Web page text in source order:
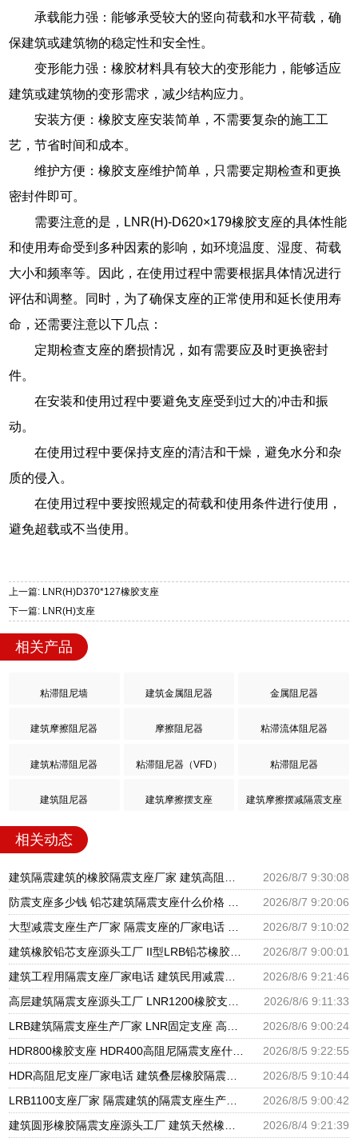
承载能力强：能够承受较大的竖向荷载和水平荷载，确
保建筑或建筑物的稳定性和安全性。
变形能力强：橡胶材料具有较大的变形能力，能够适应
建筑或建筑物的变形需求，减少结构应力。
安装方便：橡胶支座安装简单，不需要复杂的施工工
艺，节省时间和成本。
维护方便：橡胶支座维护简单，只需要定期检查和更换
密封件即可。
需要注意的是，LNR(H)-D620×179橡胶支座的具体性能
和使用寿命受到多种因素的影响，如环境温度、湿度、荷载
大小和频率等。因此，在使用过程中需要根据具体情况进行
评估和调整。同时，为了确保支座的正常使用和延长使用寿
命，还需要注意以下几点：
定期检查支座的磨损情况，如有需要应及时更换密封
件。
在安装和使用过程中要避免支座受到过大的冲击和振
动。
在使用过程中要保持支座的清洁和干燥，避免水分和杂
质的侵入。
在使用过程中要按照规定的荷载和使用条件进行使用，
避免超载或不当使用。
上一篇: LNR(H)D370*127橡胶支座
下一篇: LNR(H)支座
相关产品
粘滞阻尼墙 建筑金属阻尼器 金属阻尼器
建筑摩擦阻尼器 摩擦阻尼器 粘滞流体阻尼器
建筑粘滞阻尼器 粘滞阻尼器（VFD） 粘滞阻尼器
建筑阻尼器 建筑摩擦摆支座 建筑摩擦摆减隔震支座
相关动态
2026/8/7 9:30:08
2026/8/7 9:20:06
2026/8/7 9:10:02
2026/8/7 9:00:01
2026/8/6 9:21:46
2026/8/6 9:11:33
2026/8/6 9:00:24
2026/8/5 9:22:55
2026/8/5 9:10:44
2026/8/5 9:00:42
2026/8/4 9:21:39